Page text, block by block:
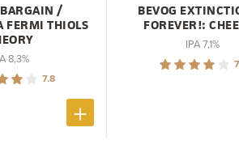
/
FERMI THIOLS
8,3%
7.8
BEVOG
FOREVER!:
IPA 7,1%